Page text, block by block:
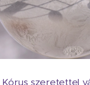
szeretettel